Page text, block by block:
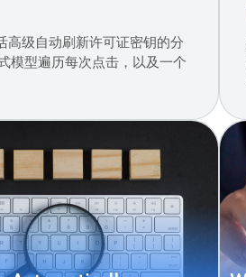
高级自动刷新许可证密钥的分
模型遍历每次点击，以及一个